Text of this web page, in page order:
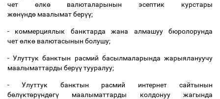
чет өлкөвалюталарынын эсептик курстары
жөнүндө маалымат берүү;
- коммерциялык банктарда жана алмашуу бюролорунда
четөлкө валютасынын болушу;
- Улуттук банктын расмий басылмаларында жарыялануучу
маалыматтарды берүүтууралуу;
- Улуттук банктын расмий интернет сайтынын
бөлүктөрүндөгү маалыматтарды колдонуу жагында